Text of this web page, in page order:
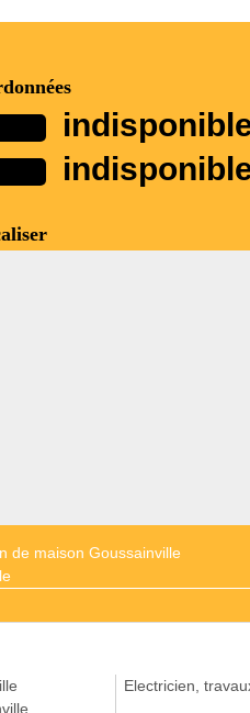
de maison Goussainville
Electricien,